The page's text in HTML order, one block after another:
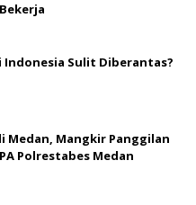
Indonesia Sulit Diberantas?
Medan, Mangkir Panggilan
Polrestabes Medan